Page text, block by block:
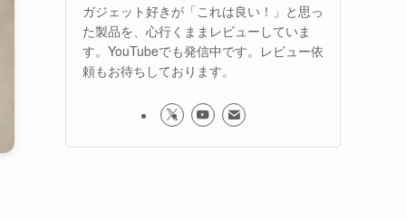
ガジェット好きが「これは良い！」と思っ
た製品を、心行くままレビューしていま
す。YouTubeでも発信中です。レビュー依
頼もお待ちしております。